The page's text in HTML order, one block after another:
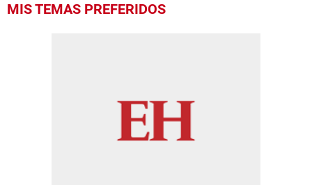
MIS TEMAS PREFERIDOS